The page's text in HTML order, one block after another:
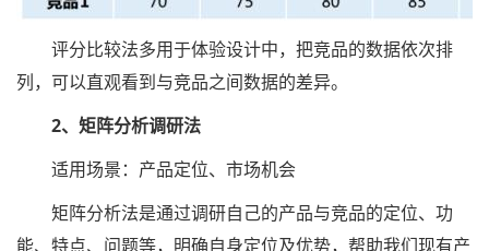
评分比较法多用于体验设计中，把竞品的数据依次排
列，可以直观看到与竞品之间数据的差异。
2、矩阵分析调研法
适用场景：产品定位、市场机会
矩阵分析法是通过调研自己的产品与竞品的定位、功
能、特点、问题等，明确自身定位及优势，帮助我们现有产